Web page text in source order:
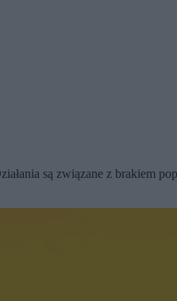
są związane z brakiem